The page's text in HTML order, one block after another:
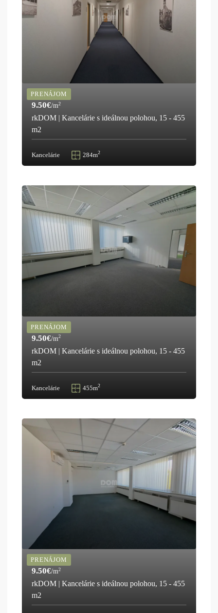
PRENÁJOM
9.50€/m2
rkDOM | Kancelárie s ideálnou polohou, 15 - 455
m2
Kancelárie 284m2
PRENÁJOM
9.50€/m2
rkDOM | Kancelárie s ideálnou polohou, 15 - 455
m2
Kancelárie 455m2
PRENÁJOM
9.50€/m2
rkDOM | Kancelárie s ideálnou polohou, 15 - 455
m2